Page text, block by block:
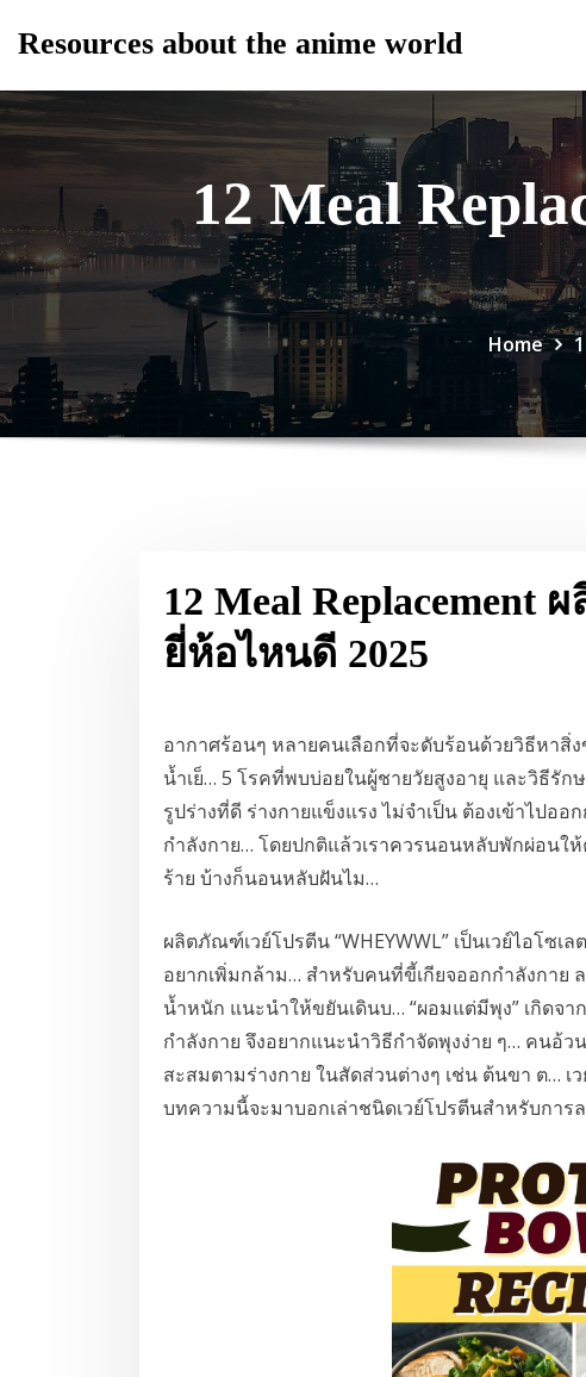
Resources about the anime world
12 Meal
Home
12 Meal
ยี่ห้อไหนดี 2025
อากาศร้อนๆ หลายคนเลือกที่จะดับร้อนด้วยวิธีหาสิ่
น้ำเย็… 5 โรคที่พบบ่อยในผู้ชายวัยสูงอายุ และวิธีรัก
รูปร่างที่ดี ร่างกายแข็งแรง ไม่จำเป็น ต้องเข้าไปอ
กำลังกาย… โดยปกติแล้วเราควรนอนหลับพักผ่อน
ร้าย บ้างก็นอนหลับฝันไม…
ผลิตภัณฑ์เวย์โปรตีน “WHEYWWL” เป็นเวย์ไอโซ
อยากเพิ่มกล้าม… สำหรับคนที่ขี้เกียจออกกำลังกา
น้ำหนัก แนะนำให้ขยันเดินบ… “ผอมแต่มีพุง” เกิดจ
กำลังกาย จึงอยากแนะนำวิธีกำจัดพุงง่าย ๆ… คนอ้
สะสมตามร่างกาย ในสัดส่วนต่างๆ เช่น ต้นขา ต…
บทความนี้จะมาบอกเล่าชนิดเวย์โปรตีนสำหรับการ